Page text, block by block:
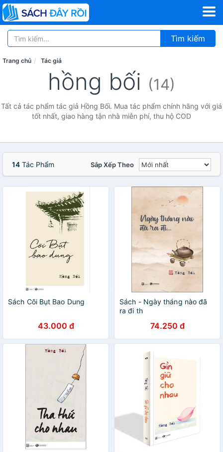
Tìm kiếm
Trang chủ Tác giả
hồng bối (14)
Tất cả tác phẩm tác giả Hồng Bối. Mua tác phẩm chính hãng với giá
tốt nhất, giao hàng tận nhà miễn phí, thu hộ COD
14 Tác Phẩm Sắp Xếp Theo
Sách Cõi Bụt Bao Dung
43.000 đ
Sách - Ngày tháng nào đã
ra đi th
74.250 đ